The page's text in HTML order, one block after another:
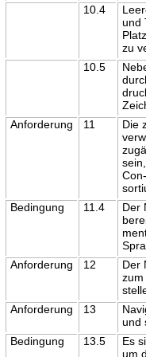
10.4
und
zu
10.5
Anforderung
11
Die
Con-
Bedingung
11.4
Der
Anforderung
12
Der
zum
Anforderung
13
und
Bedingung
13.5
Es
um